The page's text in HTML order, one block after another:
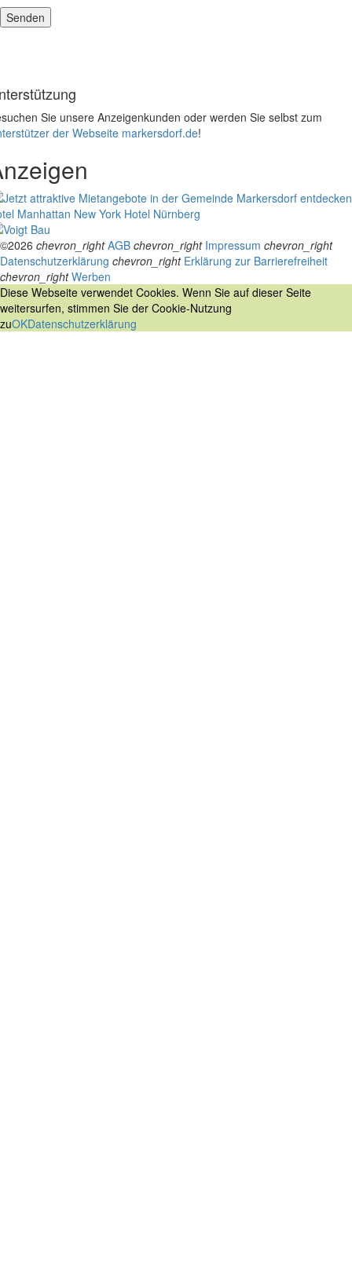
Sie unsere Anzeigenkunden oder werden Sie selbst zum
der Webseite markersdorf.de!
Manhattan New York Hotel Nürnberg
©2026 chevron_right AGB chevron_right Impressum chevron_right
Datenschutzerklärung chevron_right Erklärung zur Barrierefreiheit
chevron_right Werben
Diese Webseite verwendet Cookies. Wenn Sie auf dieser Seite
weitersurfen, stimmen Sie der Cookie-Nutzung
zuOKDatenschutzerklärung